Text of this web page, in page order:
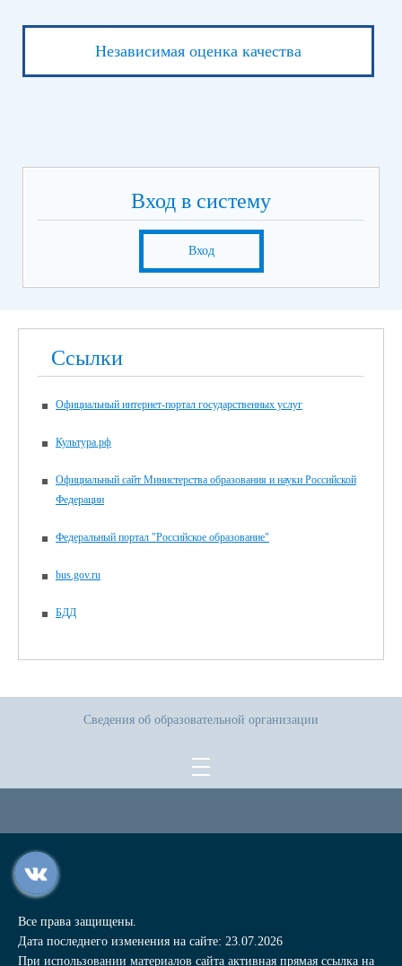
Независимая оценка качества
Вход в систему
Вход
Ссылки
Официальный интернет-портал государственных услуг
Культура.рф
Официальный сайт Министерства образования и науки Российской
Федерации
Федеральный портал "Российское образование"
bus.gov.ru
БДД
Сведения об образовательной организации
Все права защищены.
Дата последнего изменения на сайте: 23.07.2026
При использовании материалов сайта активная прямая ссылка на